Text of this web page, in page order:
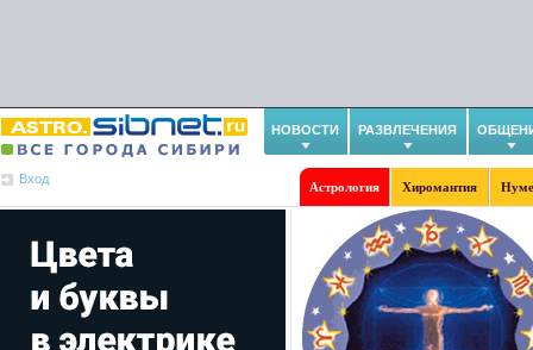
НОВОСТИ РАЗВЛЕЧЕНИЯ
Вход
Астрология Хиромантия